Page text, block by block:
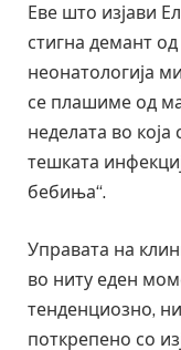
Еве што изјави
стигна демант
неонатологија
се плашиме од
неделата во
тешката
бебиња“.
Управата на
во ниту еден
тенденциозно,
поткрепено со